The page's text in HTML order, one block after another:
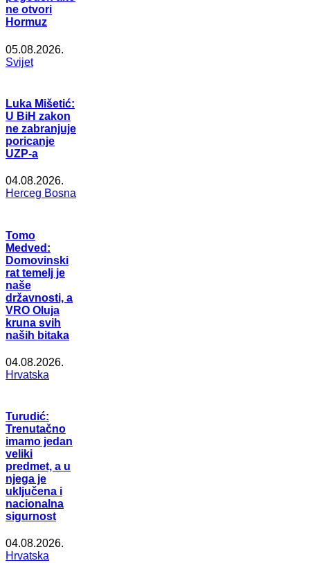
ne otvori
Hormuz
05.08.2026.
Svijet
Luka Mišetić:
U BiH zakon
ne zabranjuje
poricanje
UZP-a
04.08.2026.
Herceg Bosna
Tomo
Medved:
Domovinski
rat temelj je
naše
državnosti, a
VRO Oluja
kruna svih
naših bitaka
04.08.2026.
Hrvatska
Turudić:
Trenutačno
imamo jedan
veliki
predmet, a u
njega je
uključena i
nacionalna
sigurnost
04.08.2026.
Hrvatska